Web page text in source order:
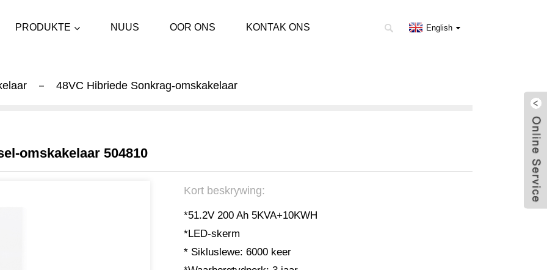
PRODUKTE NUUS OOR ONS KONTAK ONS English
48VC Hibriede Sonkrag-omskakelaar
omskakelaar 504810
Kort beskrywing:
*51.2V 200 Ah 5KVA+10KWH
*LED-skerm
* Sikluslewe: 6000 keer